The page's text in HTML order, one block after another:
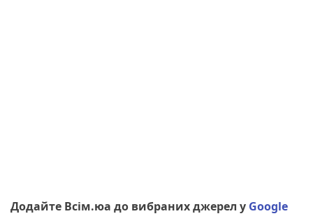
Додайте Всім.юа до вибраних джерел у Google